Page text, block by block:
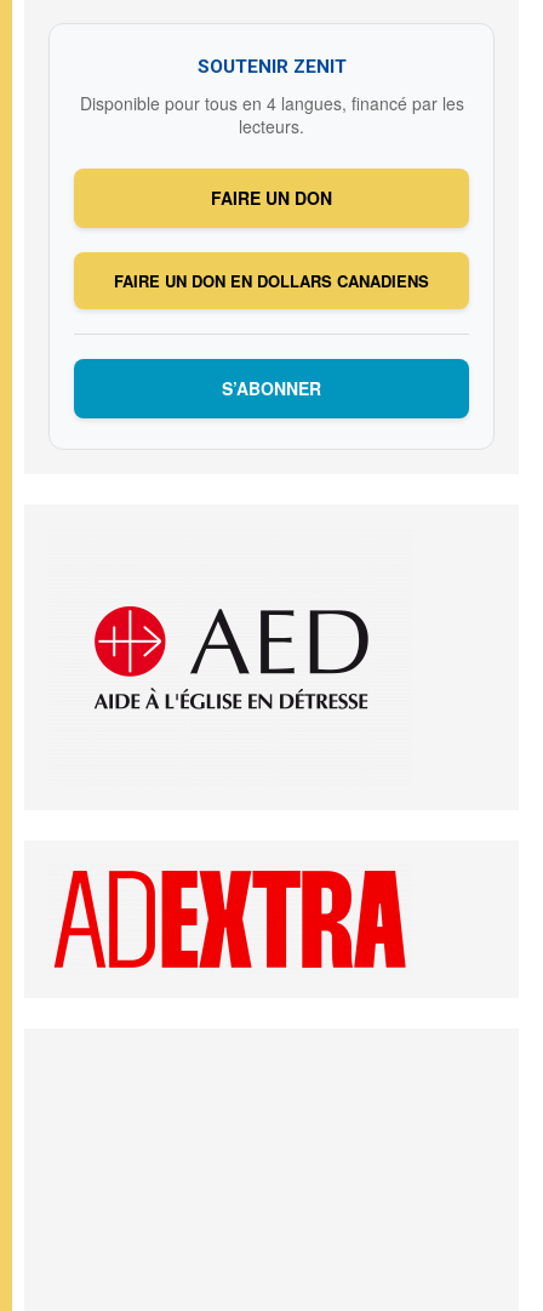
SOUTENIR ZENIT
Disponible pour tous en 4 langues, financé par les
lecteurs.
FAIRE UN DON
FAIRE UN DON EN DOLLARS CANADIENS
S’ABONNER